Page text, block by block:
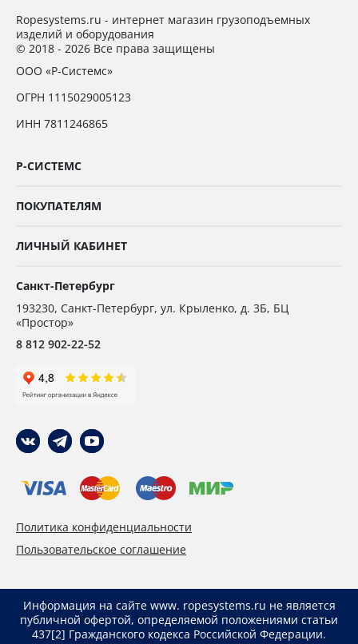
Ropesystems.ru - интернет магазин грузоподъемных
изделий и оборудования
© 2018 - 2026 Все права защищены
ООО «Р-Системс»
ОГРН 1115029005123
ИНН 7811246865
Р-СИСТЕМС
ПОКУПАТЕЛЯМ
ЛИЧНЫЙ КАБИНЕТ
Санкт-Петербург
193230, Санкт-Петербург, ул. Крыленко, д. 3Б, БЦ
«Простор»
8 812 902-22-52
Политика конфиденциальности
Пользовательское соглашение
Информация на сайте www. ropesystems.ru не является
публичной офертой, определяемой положениями статьи
437[2] Гражданского кодекса Российской Федерации.